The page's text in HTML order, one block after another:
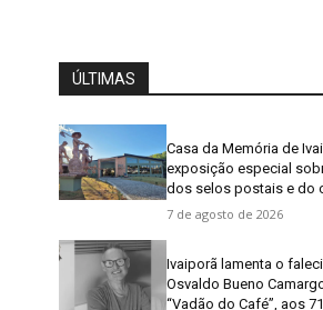
ÚLTIMAS
Casa da Memória de
exposição especial
dos selos postais e do
7 de agosto de 2026
Ivaiporã lamenta o
Osvaldo Bueno
“Vadão do Café”, aos